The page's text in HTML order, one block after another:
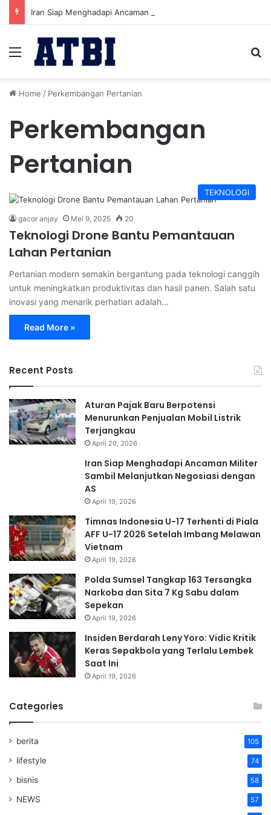
Menu
Home / Perkembangan Pertanian
Perkembangan
Pertanian
TEKNOLOGI
gacor anjay Mei 9, 2025 20
Teknologi Drone Bantu Pemantauan
Lahan Pertanian
Pertanian modern semakin bergantung pada teknologi canggih
untuk meningkatkan produktivitas dan hasil panen. Salah satu
inovasi yang menarik perhatian adalah…
Read More »
Recent Posts
Aturan Pajak Baru Berpotensi
Menurunkan Penjualan Mobil Listrik
Terjangkau
April 20, 2026
Iran Siap Menghadapi Ancaman Militer
Sambil Melanjutkan Negosiasi dengan
AS
April 19, 2026
Timnas Indonesia U-17 Terhenti di Piala
AFF U-17 2026 Setelah Imbang Melawan
Vietnam
April 19, 2026
Polda Sumsel Tangkap 163 Tersangka
Narkoba dan Sita 7 Kg Sabu dalam
Sepekan
April 19, 2026
Insiden Berdarah Leny Yoro: Vidic Kritik
Keras Sepakbola yang Terlalu Lembek
Saat Ini
April 19, 2026
Categories
berita 105
lifestyle 74
bisnis 58
NEWS 57